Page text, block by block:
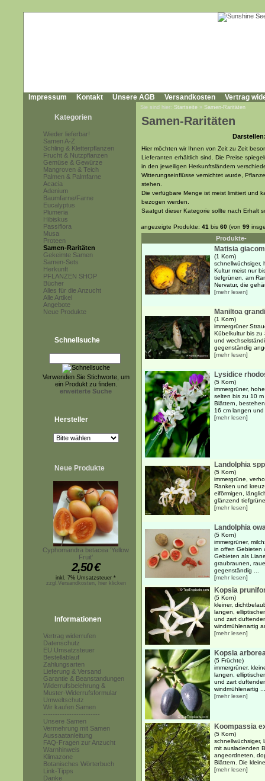
Impressum Kontakt Unsere AGB Versandkosten Vertrag
Kategorien
Wieder lieferbar!
Samen A-Z
Schling & Kletterpflanzen
Frucht & Nutzpflanzen
Gemüse & Gewürze
Mangroven & Teich
Palmen & Palmfarne
Acacia
Adenium
Baumfarne/Farne
Eucalyptus
Plumeria
Hibiskus
Passiflora
Musa
Proteen
Samen-Raritäten
Gekeimte Samen
Samen-Sets
Herkunft
PFLANZEN SHOP
Bücher
Alles für die Anzucht
Alle Artikel
Angebote
Neue Produkte
Schnellsuche
Verwenden Sie Stichworte, um
ein Produkt zu finden.
erweiterte Suche
Hersteller
Neue Produkte
Cyphomandra betacea 'Yellow
Fruit'
2,50€
inkl. 7% Umsatzsteuer *
zzgl.Versandkosten, hier klicken
Informationen
Vertrag widerrufen
Datenschutz
EU Umsatzsteuer
Bestellablauf
Zahlungsarten
Lieferung & Versand
Garantie & Beanstandungen
Widerrufsbelehrung &
Muster-Widerrufsformular
Umweltschutz
Wir kaufen Samen
------------------------
Unsere Samen
Vermehrung mit Samen
Aussaatanleitung
FAQ-Fragen zur Anzucht
Warnhinweis
Klimazone
Botanisches Wörterbuch
Link-Tipps
Danke
Sie sind hier: Startseite » Samen-Raritäten
Samen-Raritäten
Hier möchten wir Ihnen von Zeit zu Zeit
Lieferanten erhältlich sind. Die Preise
in den jeweiligen Herkunftsländern
Witterungseinflüsse vernichtet wurde,
stehen.
Die verfügbare Menge ist meist limitiert und
bezogen werden.
Saatgut dieser Kategorie sollte nach Erhalt
angezeigte Produkte: 41 bis 60 (von 99
Produkte-
Matisia
(1 Korn)
schnellwüchsiger,
Kultur meist nur
tiefgrünen, am
Nervatur, die
[mehr lesen]
Maniltoa
(1 Korn)
immergrüner
Kübelkultur bis zu
und
gegenständig
[mehr lesen]
Lysidice
(5 Korn)
immergrüner,
selten bis zu 10
Blättern,
16 cm langen
[mehr lesen]
Landolphia
(5 Korn)
immergrüne,
Ranken und
eiförmigen,
glänzend
[mehr lesen]
Landolphia
(5 Korn)
immergrüner,
in offen Gebieten
Gebieten als
graubraunen,
gegenständig ...
[mehr lesen]
Kopsia
(5 Korn)
kleiner,
langen,
und zart
windmühlenartig
[mehr lesen]
Kopsia
(5 Früchte)
immergrüner,
langen,
und zart
windmühlenartig ...
[mehr lesen]
Koompassia
(5 Korn)
schnellwüchsiger,
mit ausladenden
angeordneten,
Blättern. Die
[mehr lesen]